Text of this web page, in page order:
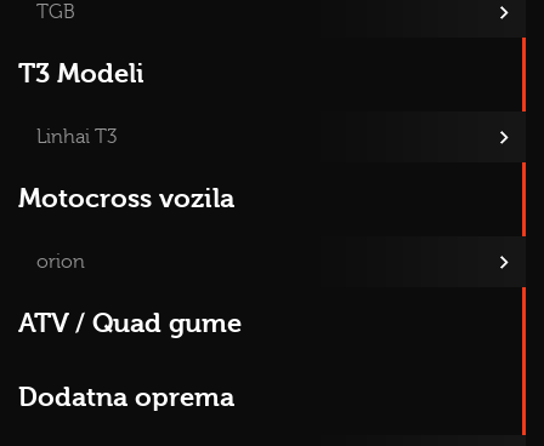
TGB
T3 Modeli
Linhai T3
Motocross vozila
orion
ATV / Quad gume
Dodatna oprema